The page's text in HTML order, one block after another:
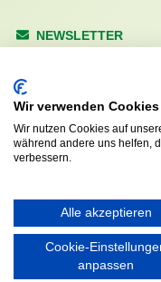
NEWSLETTER
KONTAKT
Walddörfer Sportverein
Halenreie 32-34
22359 Hamburg
Wir verwenden Cookies
Wir nutzen Cookies auf
während andere uns helfen,
verbessern.
Alle akzeptieren
Cookie-
anpassen